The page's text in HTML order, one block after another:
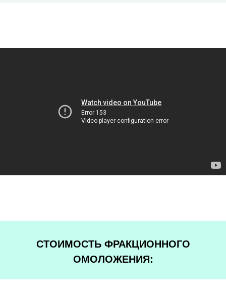
СТОИМОСТЬ ФРАКЦИОННОГО
ОМОЛОЖЕНИЯ: